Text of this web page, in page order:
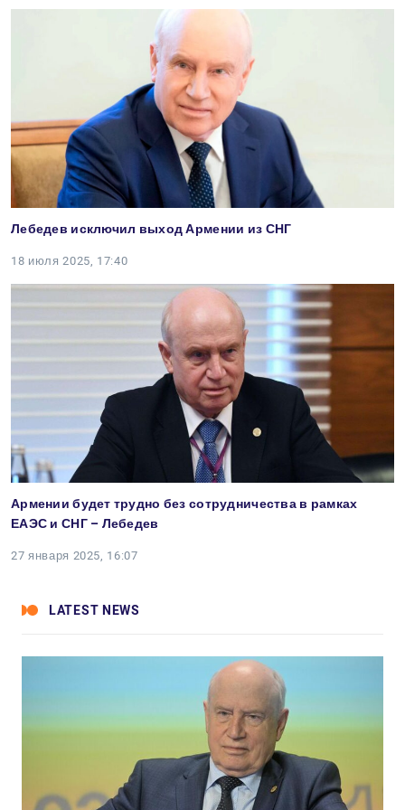
Лебедев исключил выход Армении из СНГ
18 июля 2025, 17:40
Армении будет трудно без сотрудничества в рамках
ЕАЭС и СНГ – Лебедев
27 января 2025, 16:07
LATEST NEWS